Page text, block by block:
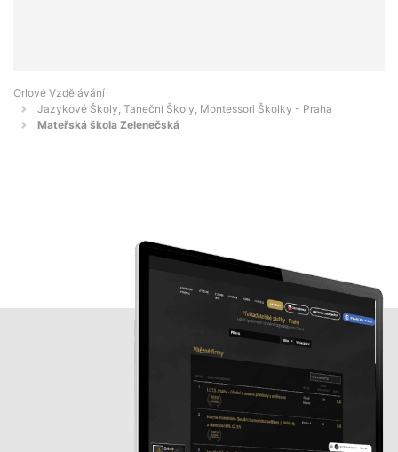
Orlové Vzdělávání
Jazykové Školy, Taneční Školy, Montessori Školky - Praha
Mateřská škola Zelenečská